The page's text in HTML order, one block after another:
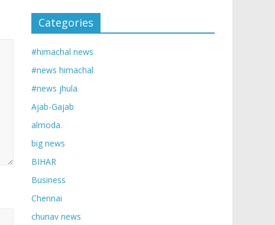
Categories
#himachal news
#news himachal
#news jhula
Ajab-Gajab
almoda.
big news
BIHAR
Business
Chennai
chunav news